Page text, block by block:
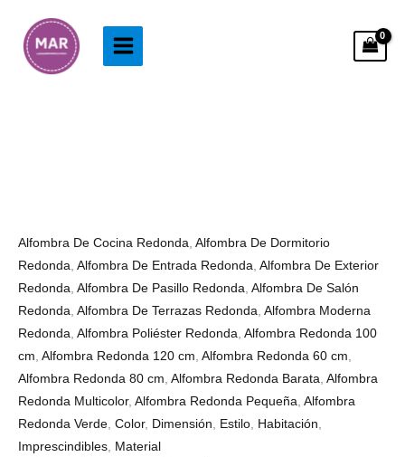
contenido
Alfombra De Cocina Redonda, Alfombra De Dormitorio
Redonda, Alfombra De Entrada Redonda, Alfombra De Exterior
Redonda, Alfombra De Pasillo Redonda, Alfombra De Salón
Redonda, Alfombra De Terrazas Redonda, Alfombra Moderna
Redonda, Alfombra Poliéster Redonda, Alfombra Redonda 100
cm, Alfombra Redonda 120 cm, Alfombra Redonda 60 cm,
Alfombra Redonda 80 cm, Alfombra Redonda Barata, Alfombra
Redonda Multicolor, Alfombra Redonda Pequeña, Alfombra
Redonda Verde, Color, Dimensión, Estilo, Habitación,
Imprescindibles, Material
43.99€
hasta
88.99€
Colores
cantidad